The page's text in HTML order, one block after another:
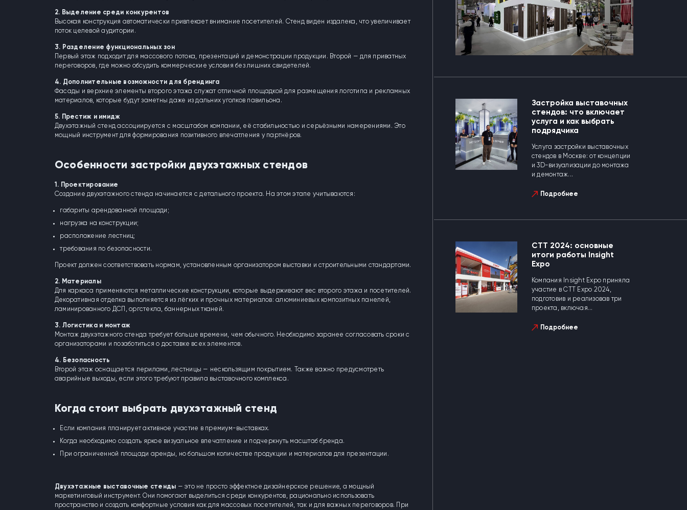
2. Выделение среди конкурентов
Высокая конструкция автоматически привлекает внимание посетителей. Стенд виден издалека, что увеличивает
поток целевой аудитории.
3. Разделение функциональных зон
Первый этаж подходит для массового потока, презентаций и демонстрации продукции. Второй — для приватных
переговоров, где можно обсудить коммерческие условия без лишних свидетелей.
4. Дополнительные возможности для брендинга
Фасады и верхние элементы второго этажа служат отличной площадкой для размещения логотипа и рекламных
материалов, которые будут заметны даже из дальних уголков павильона.
5. Престиж и имидж
Двухэтажный стенд ассоциируется с масштабом компании, её стабильностью и серьёзными намерениями. Это
мощный инструмент для формирования позитивного впечатления у партнёров.
Особенности застройки двухэтажных стендов
1. Проектирование
Создание двухэтажного стенда начинается с детального проекта. На этом этапе учитываются:
габариты арендованной площади;
нагрузка на конструкции;
расположение лестниц;
требования по безопасности.
Проект должен соответствовать нормам, установленным организатором выставки и строительными стандартами.
2. Материалы
Для каркаса применяются металлические конструкции, которые выдерживают вес второго этажа и посетителей.
Декоративная отделка выполняется из лёгких и прочных материалов: алюминиевых композитных панелей,
ламинированного ДСП, оргстекла, баннерных тканей.
3. Логистика и монтаж
Монтаж двухэтажного стенда требует больше времени, чем обычного. Необходимо заранее согласовать сроки с
организаторами и позаботиться о доставке всех элементов.
4. Безопасность
Второй этаж оснащается перилами, лестницы — нескользящим покрытием. Также важно предусмотреть
аварийные выходы, если этого требуют правила выставочного комплекса.
Когда стоит выбрать двухэтажный стенд
Если компания планирует активное участие в премиум-выставках.
Когда необходимо создать яркое визуальное впечатление и подчеркнуть масштаб бренда.
При ограниченной площади аренды, но большом количестве продукции и материалов для презентации.
Двухэтажные выставочные стенды — это не просто эффектное дизайнерское решение, а мощный
маркетинговый инструмент. Они помогают выделиться среди конкурентов, рационально использовать
пространство и создать комфортные условия как для массовых посетителей, так и для важных переговоров. При
Застройка выставочных
стендов: что включает
услуга и как выбрать
подрядчика
Услуга застройки выставочных
стендов в Москве: от концепции
и 3D-визуализации до монтажа
и демонтаж...
Подробнее
CTT 2024: основные
итоги работы Insight
Expo
Компания Insight Expo приняла
участие в CTT Expo 2024,
подготовив и реализовав три
проекта, включая...
Подробнее